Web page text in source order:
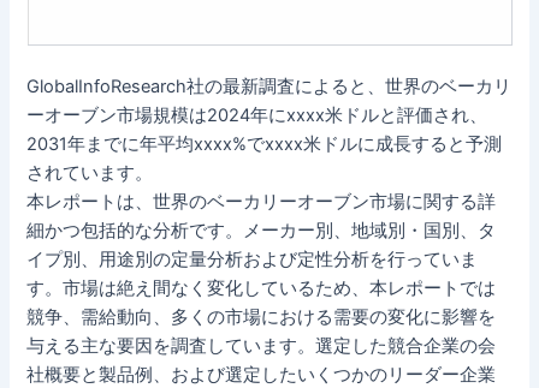
GlobalInfoResearch社の最新調査によると、世界のベーカリ
ーオーブン市場規模は2024年にxxxx米ドルと評価され、
2031年までに年平均xxxx%でxxxx米ドルに成長すると予測
されています。
本レポートは、世界のベーカリーオーブン市場に関する詳
細かつ包括的な分析です。メーカー別、地域別・国別、タ
イプ別、用途別の定量分析および定性分析を行っていま
す。市場は絶え間なく変化しているため、本レポートでは
競争、需給動向、多くの市場における需要の変化に影響を
与える主な要因を調査しています。選定した競合企業の会
社概要と製品例、および選定したいくつかのリーダー企業